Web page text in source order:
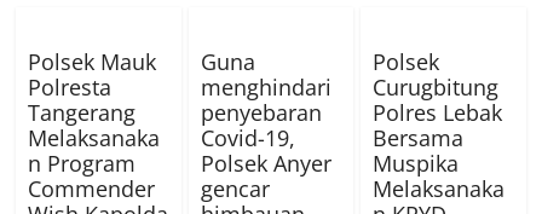
Polsek Mauk
Polresta
Tangerang
Melaksanaka
n Program
Commender
Guna
menghindari
penyebaran
Covid-19,
Polsek Anyer
gencar
Polsek
Curugbitung
Polres Lebak
Bersama
Muspika
Melaksanaka